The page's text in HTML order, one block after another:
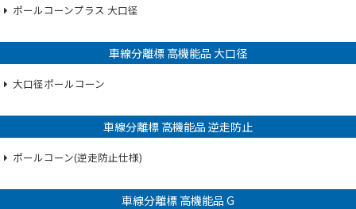
ポールコーンプラス 大口径
車線分離標 高機能品 大口径
大口径ポールコーン
車線分離標 高機能品 逆走防止
ポールコーン(逆走防止仕様)
車線分離標 高機能品 G